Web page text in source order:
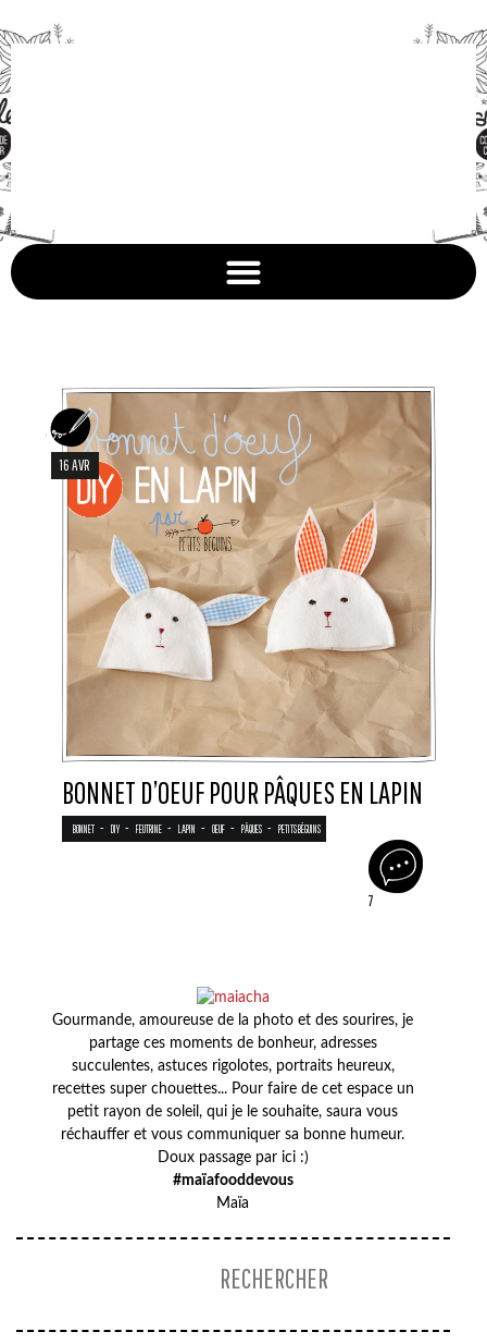
16 AVR
BONNET D’OEUF POUR PÂQUES EN LAPIN
BONNET - DIY - FEUTRINE - LAPIN - OEUF - PÂQUES - PETITS BÉGUINS
7
Gourmande, amoureuse de la photo et des sourires, je
partage ces moments de bonheur, adresses
succulentes, astuces rigolotes, portraits heureux,
recettes super chouettes... Pour faire de cet espace un
petit rayon de soleil, qui je le souhaite, saura vous
réchauffer et vous communiquer sa bonne humeur.
Doux passage par ici :)
#maïafooddevous
Maïa